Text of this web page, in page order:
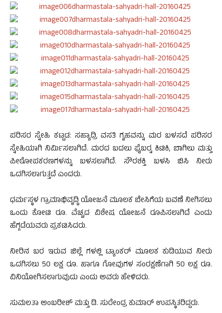
ಪರಿಸರ ಸ್ನೇಹಿ ಕಟ್ಟಡ: ಸಹ್ಯಾದ್ರಿ ವಸತಿ ಗೃಹವನ್ನು ಮರ ಬಳಸದೆ ಪರಿಸರ
ಸ್ನೇಹಿಯಾಗಿ ನಿರ್ಮಿಸಲಾಗಿದೆ. ಮರದ ಬದಲು ಫೈಬರ್‍ನ ಕಿಟಿಕಿ, ಬಾಗಿಲು ಮತ್ತು
ಪೀಠೋಪಕರಣಗಳನ್ನು ಬಳಸಲಾಗಿದೆ. ಸೌರಶಕ್ತಿ ಬಳಸಿ ಬಿಸಿ ನೀರು
ಒದಗಿಸಲಾಗುತ್ತದೆ ಎಂದರು.
ಧರ್ಮಸ್ಥಳ ಗ್ರಾಮಾಭಿವೃದ್ಧಿ ಯೋಜನೆ ಮೂಲಕ ಬೇಸಿಗೆಯ ಬವಣೆ ನೀಗಿಸಲು
ಒಂದು ಕೋಟಿ ರೂ. ವೆಚ್ಚದ ವಿಶೇಷ ಯೋಜನೆ ರೂಪಿಸಲಾಗಿದೆ ಎಂದು
ಹೆಗ್ಗಡೆಯವರು ಪ್ರಕಟಿಸಿದರು.
ನೀರಿನ ಬರ ಇರುವ ಜಿಲ್ಲೆ ಗಳಲ್ಲಿ ಟ್ಯಾಂಕರ್ ಮೂಲಕ ಕುಡಿಯುವ ನೀರು
ಒದಗಿಸಲು 50 ಲಕ್ಷ ರೂ. ಹಾಗೂ ಗೋವುಗಳ ಸಂರಕ್ಷಣೆಗಾಗಿ 50 ಲಕ್ಷ ರೂ.
ವಿನಿಯೋಗಿಸಲಾಗುವುದು ಎಂದು ಅವರು ಹೇಳಿದರು.
ಸುಮಲತಾ ಅಂಬರೀಶ್ ಮತ್ತು ಡಿ. ಸುರೇಂದ್ರ ಕುಮಾರ್ ಉಪಸ್ಥಿತರಿದ್ದರು.